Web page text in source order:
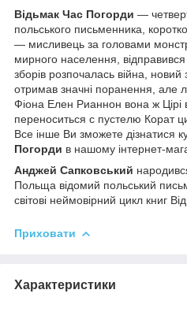
Відьмак Час Погорди —
польського письменника,
— мисливець за головами
мирного населення,
зборів розпочалась війна, новий
отримав значні поранення, але
Фіона Елен Рианнон вона ж Цірі
переноситься с пустелю Корат
Все інше Ви зможете дізнатися
Погорди в нашому інтернет-
Анджей Сапковський
Польща відомий польський
світові неймовірний цикл книг
Приховати
Характеристики